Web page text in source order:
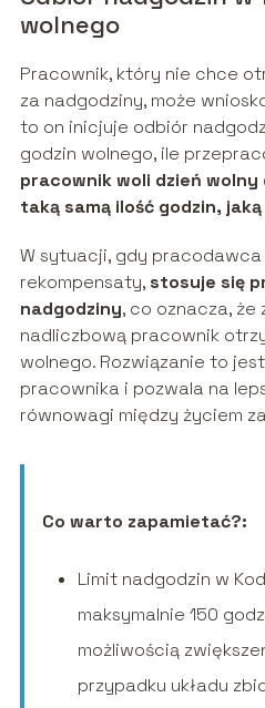
wolnego
Pracownik, który nie chce
za nadgodziny, może
to on inicjuje odbiór
godzin wolnego, ile
pracownik woli dzień
taką samą ilość godzin,
W sytuacji, gdy
rekompensaty, stosuje się
nadgodziny, co oznacza, że
nadliczbową pracownik
wolnego. Rozwiązanie to
pracownika i pozwala na
równowagi między życiem
Co warto zapamietać?:
Limit nadgodzin w
maksymalnie 150
możliwością
przypadku układu